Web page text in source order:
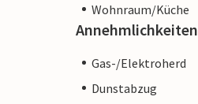
Wohnraum/Küche
Annehmlichkeiten
Gas-/Elektroherd
Dunstabzug